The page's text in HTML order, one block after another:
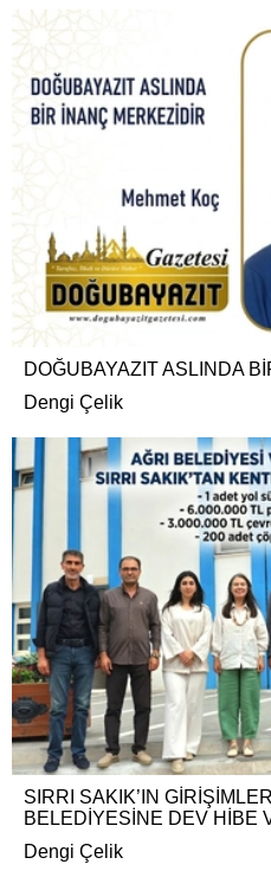
DOĞUBAYAZIT ASLINDA
Dengi Çelik
SIRRI SAKIK’IN
BELEDİYESİNE DEV HİBE
Dengi Çelik